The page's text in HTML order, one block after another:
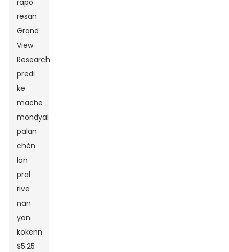
rapò
resan
Grand
View
Research
predi
ke
mache
mondyal
palan
chèn
lan
pral
rive
nan
yon
kokenn
$5.25